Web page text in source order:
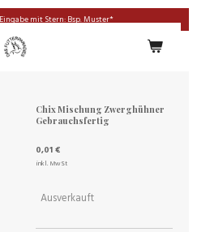
mit Stern: Bsp. Muster*
Chix Mischung Zwerghühner
Gebrauchsfertig
0,01 €
inkl. MwSt
Ausverkauft